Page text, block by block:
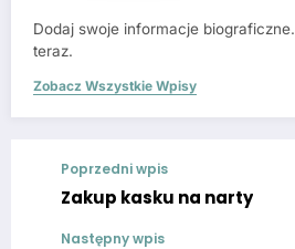
Dodaj swoje informacje biograficzne.
teraz.
Zobacz Wszystkie Wpisy
Poprzedni wpis
Zakup kasku na narty
Następny wpis